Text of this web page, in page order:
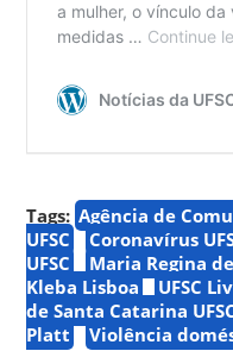
Tags: Agência de
UFSC
Coronavírus
UFSC
Maria Regina
Kleba Lisboa
UFSC
de Santa Catarina
Platt
Violência